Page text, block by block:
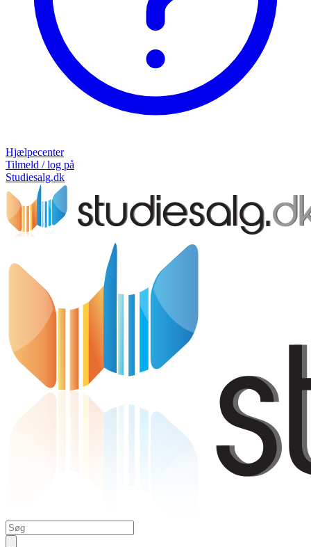
Hjælpecenter
Tilmeld / log på
Studiesalg.dk